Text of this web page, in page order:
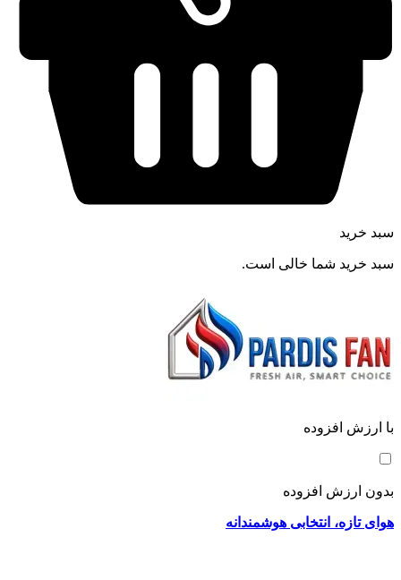
سبد خرید
سبد خرید شما خالی است.
با ارزش افزوده
بدون ارزش افزوده
هوای تازه، انتخابی هوشمندانه